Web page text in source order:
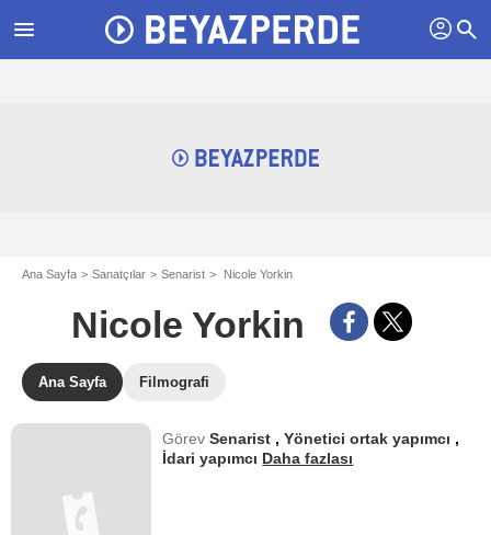
menu profil search
Ana Sayfa Sanatçılar Senarist Nicole Yorkin
Nicole Yorkin
Ana Sayfa Filmografi
GörevSenarist ,Yönetici ortak yapımcı ,
İdari yapımcı Daha fazlası